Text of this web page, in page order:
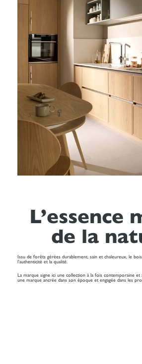
L’essence
de la
Issu de forêts gérées durablement, sain et chaleureux, le
l’authenticité et la qualité.
La marque signe ici une collection à la fois contemporaine et
une marque ancrée dans son époque et engagée dans les